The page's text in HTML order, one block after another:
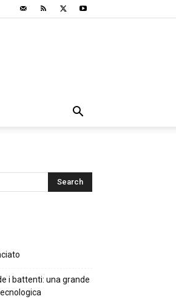
i battenti: una grande